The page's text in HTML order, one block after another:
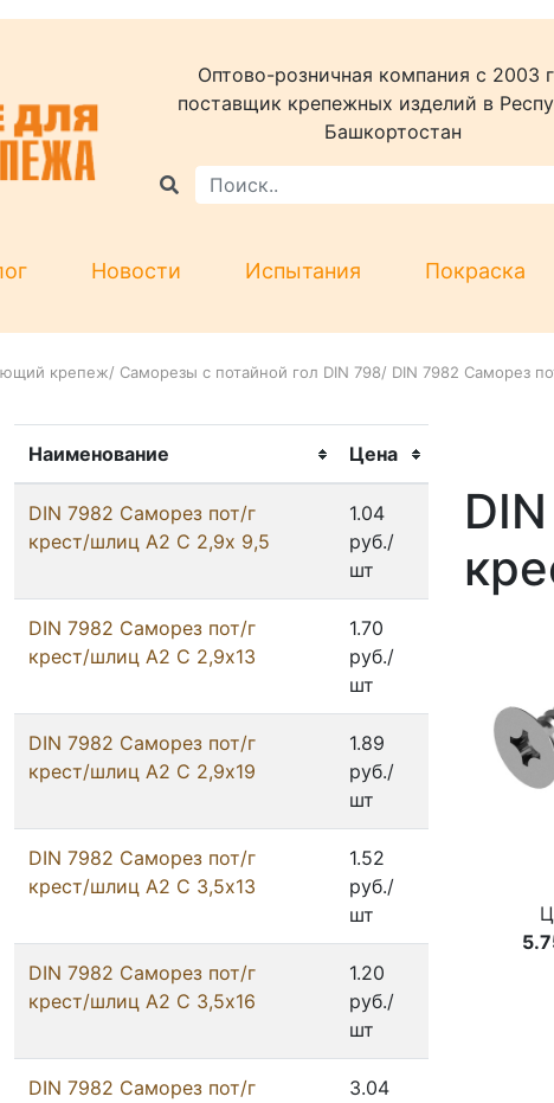
Оптово-розничная компания c 2003
поставщик крепежных изделий в
Башкортостан
Новости Испытания Покраска
крепеж/ Саморезы с потайной гол DIN 798/ DIN 7982 Саморез
Наименование Цена
DIN 7982 Саморез пот/г
крест/шлиц А2 С 2,9х 9,5
1.04
руб./
шт
DIN 7982 Саморез пот/г
крест/шлиц А2 С 2,9х13
1.70
руб./
шт
DIN 7982 Саморез пот/г
крест/шлиц А2 С 2,9х19
1.89
руб./
шт
DIN 7982 Саморез пот/г
крест/шлиц А2 С 3,5х13
1.52
руб./
шт
DIN 7982 Саморез пот/г
крест/шлиц А2 С 3,5х16
1.20
руб./
шт
DIN 7982 Саморез пот/г
3.04